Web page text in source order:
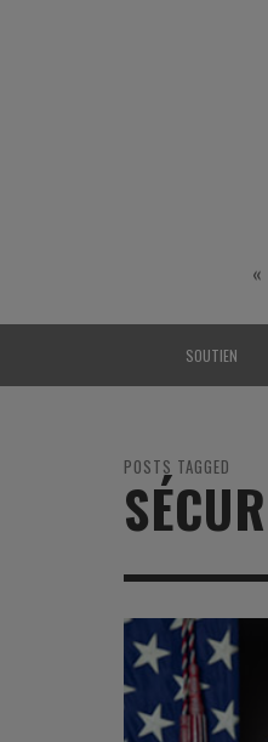
SOUTIEN
TERRE
AIR
SOUTIEN
SOUTIEN
MCO
POSTS TAGGED